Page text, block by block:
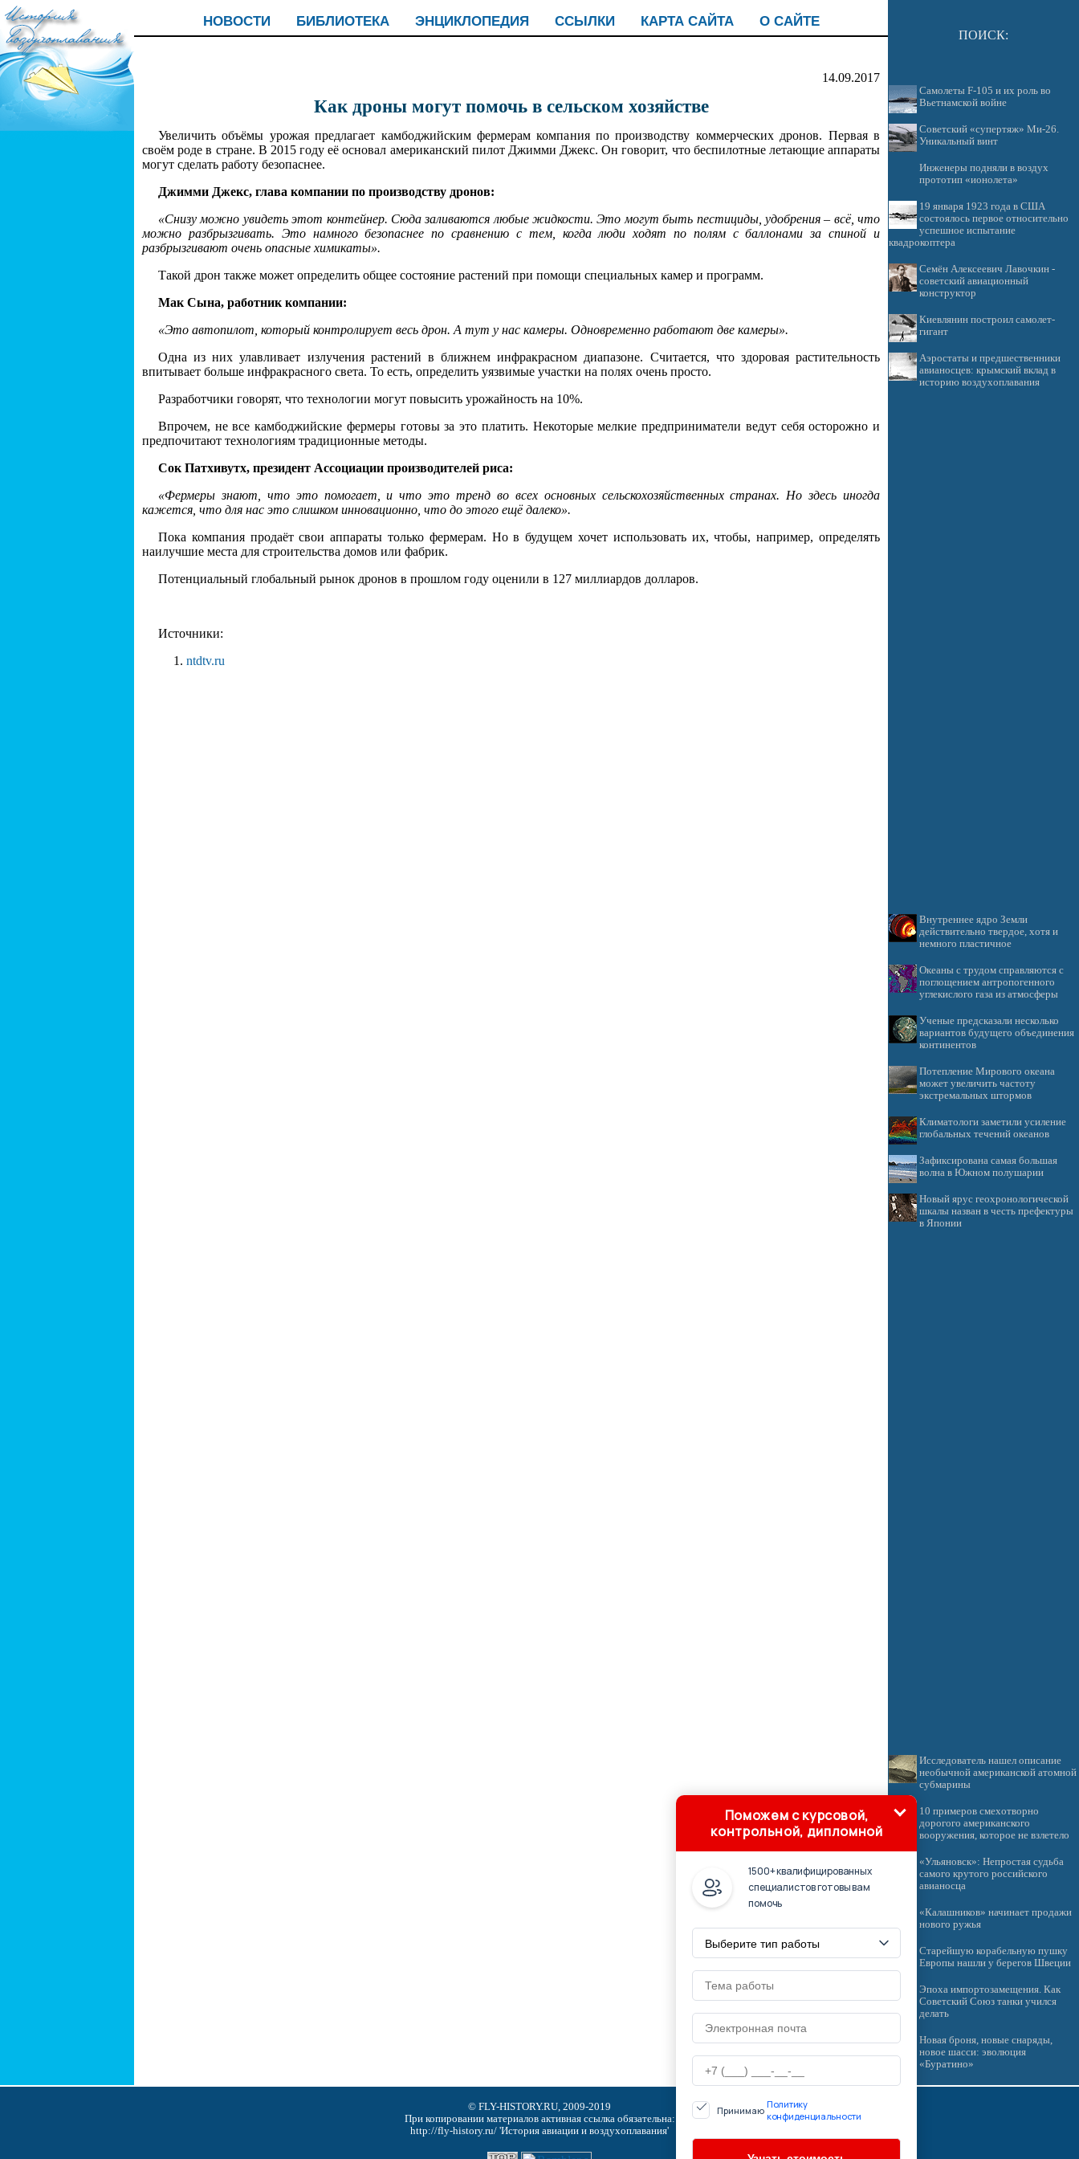
НОВОСТИ БИБЛИОТЕКА ЭНЦИКЛОПЕДИЯ ССЫЛКИ КАРТА САЙТА О САЙТЕ
14.09.2017
Как дроны могут помочь в сельском хозяйстве
Увеличить объёмы урожая предлагает камбоджийским фермерам компания по производству коммерческих дронов. Первая в
своём роде в стране. В 2015 году её основал американский пилот Джимми Джекс. Он говорит, что беспилотные летающие аппараты
могут сделать работу безопаснее.
Джимми Джекс, глава компании по производству дронов:
«Снизу можно увидеть этот контейнер. Сюда заливаются любые жидкости. Это могут быть пестициды, удобрения – всё, что
можно разбрызгивать. Это намного безопаснее по сравнению с тем, когда люди ходят по полям с баллонами за спиной и
разбрызгивают очень опасные химикаты».
Такой дрон также может определить общее состояние растений при помощи специальных камер и программ.
Мак Сына, работник компании:
«Это автопилот, который контролирует весь дрон. А тут у нас камеры. Одновременно работают две камеры».
Одна из них улавливает излучения растений в ближнем инфракрасном диапазоне. Считается, что здоровая растительность
впитывает больше инфракрасного света. То есть, определить уязвимые участки на полях очень просто.
Разработчики говорят, что технологии могут повысить урожайность на 10%.
Впрочем, не все камбоджийские фермеры готовы за это платить. Некоторые мелкие предприниматели ведут себя осторожно и
предпочитают технологиям традиционные методы.
Сок Патхивутх, президент Ассоциации производителей риса:
«Фермеры знают, что это помогает, и что это тренд во всех основных сельскохозяйственных странах. Но здесь иногда
кажется, что для нас это слишком инновационно, что до этого ещё далеко».
Пока компания продаёт свои аппараты только фермерам. Но в будущем хочет использовать их, чтобы, например, определять
наилучшие места для строительства домов или фабрик.
Потенциальный глобальный рынок дронов в прошлом году оценили в 127 миллиардов долларов.
Источники:
ntdtv.ru
ПОИСК:
Самолеты F-105 и их роль во
Вьетнамской войне
Советский «супертяж» Ми-26.
Уникальный винт
Инженеры подняли в воздух
прототип «ионолета»
19 января 1923 года в США
состоялось первое относительно
успешное испытание
квадрокоптера
Семён Алексеевич Лавочкин -
советский авиационный
конструктор
Киевлянин построил самолет-
гигант
Аэростаты и предшественники
авианосцев: крымский вклад в
историю воздухоплавания
Внутреннее ядро Земли
действительно твердое, хотя и
немного пластичное
Океаны с трудом справляются с
поглощением антропогенного
углекислого газа из атмосферы
Ученые предсказали несколько
вариантов будущего объединения
континентов
Потепление Мирового океана
может увеличить частоту
экстремальных штормов
Климатологи заметили усиление
глобальных течений океанов
Зафиксирована самая большая
волна в Южном полушарии
Новый ярус геохронологической
шкалы назван в честь префектуры
в Японии
Исследователь нашел описание
необычной американской атомной
субмарины
10 примеров смехотворно
дорогого американского
вооружения, которое не взлетело
«Ульяновск»: Непростая судьба
самого крутого российского
авианосца
«Калашников» начинает продажи
нового ружья
Старейшую корабельную пушку
Европы нашли у берегов Швеции
Эпоха импортозамещения. Как
Советский Союз танки учился
делать
Новая броня, новые снаряды,
новое шасси: эволюция
«Буратино»
© FLY-HISTORY.RU, 2009-2019
При копировании материалов активная ссылка обязательна:
http://fly-history.ru/ 'История авиации и воздухоплавания'
Поможем с курсовой,
контрольной, дипломной
1500+ квалифицированных
специалистов готовы вам
помочь
Принимаю Политику
конфиденциальности